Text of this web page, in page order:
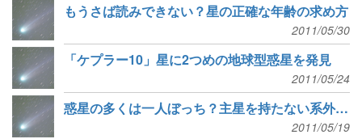
もうさば読みできない？星の正確な年齢の求め方
2011/05/30
「ケプラー10」星に2つめの地球型惑星を発見
2011/05/24
惑星の多くは一人ぼっち？主星を持たない系外惑星を発見
2011/05/19